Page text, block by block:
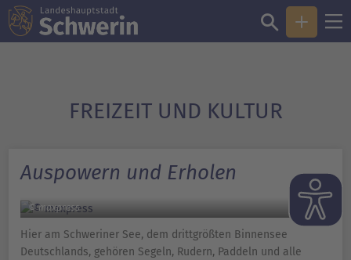
FREIZEIT UND KULTUR
Auspowern und Erholen
© maxpress
Hier am Schweriner See, dem drittgrößten Binnensee
Deutschlands, gehören Segeln, Rudern, Paddeln und alle